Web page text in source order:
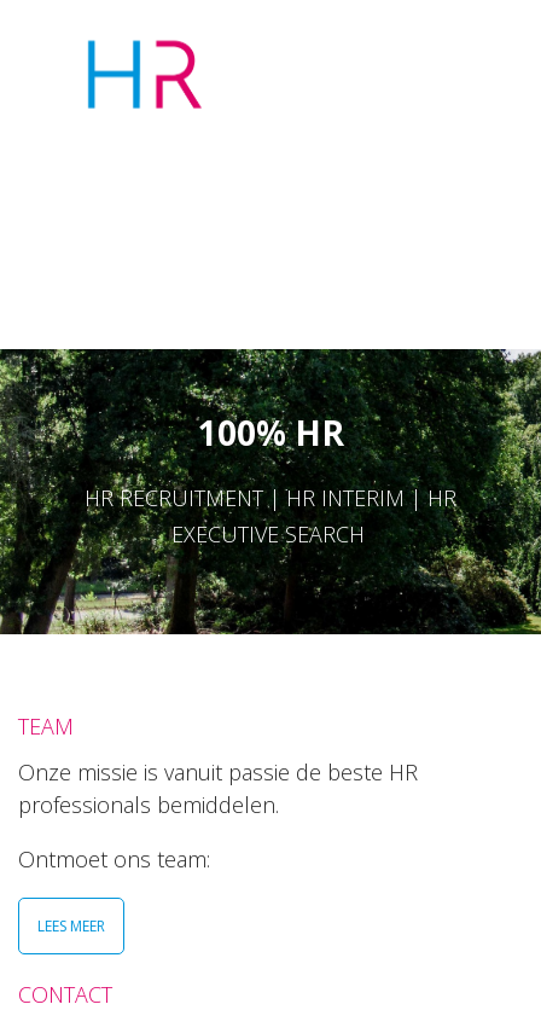
100% HR
HR RECRUITMENT | HR INTERIM | HR
EXECUTIVE SEARCH
TEAM
Onze missie is vanuit passie de beste HR
professionals bemiddelen.
Ontmoet ons team:
LEES MEER
CONTACT